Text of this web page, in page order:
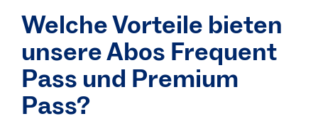
Welche Vorteile bieten
unsere Abos Frequent
Pass und Premium
Pass?